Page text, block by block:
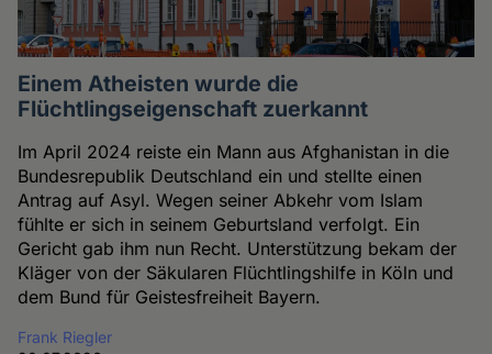
Einem Atheisten wurde die
Flüchtlingseigenschaft zuerkannt
Im April 2024 reiste ein Mann aus Afghanistan in die
Bundesrepublik Deutschland ein und stellte einen
Antrag auf Asyl. Wegen seiner Abkehr vom Islam
fühlte er sich in seinem Geburtsland verfolgt. Ein
Gericht gab ihm nun Recht. Unterstützung bekam der
Kläger von der Säkularen Flüchtlingshilfe in Köln und
dem Bund für Geistesfreiheit Bayern.
Frank Riegler